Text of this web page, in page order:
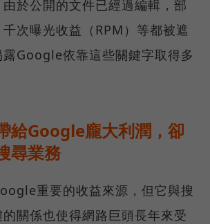
於公開的文件已經過編輯，部
次曝光收益（RPM）等都被遮
Google依靠這些關鍵字取得多
給Google龐大利潤，卻
尋業務
重要的收益來源，但它與搜
關係也使得網路巨頭長年來受